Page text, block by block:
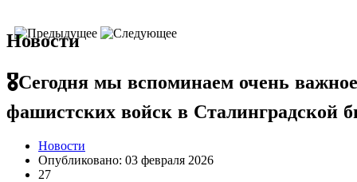
Новости
🎖️Сегодня мы вспоминаем очень
фашистских войск в Сталинградской
Новости
Опубликовано: 03 февраля 2026
27